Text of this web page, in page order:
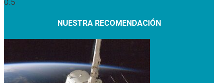
NUESTRA RECOMENDACIÓN